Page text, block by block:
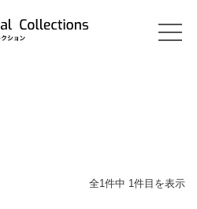
全1件中 1件目を表示